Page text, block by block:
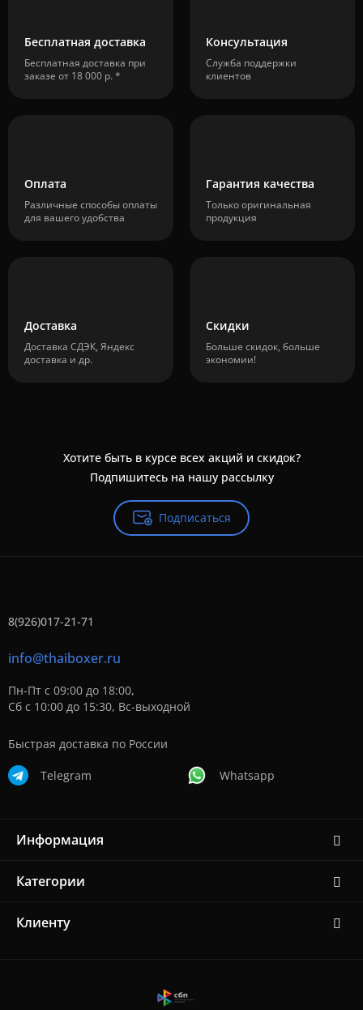
Бесплатная доставка
Бесплатная доставка при
заказе от 18 000 р. *
Консультация
Служба поддержки
клиентов
Оплата
Различные способы оплаты
для вашего удобства
Гарантия качества
Только оригинальная
продукция
Доставка
Доставка СДЭК, Яндекс
доставка и др.
Скидки
Больше скидок, больше
экономии!
Хотите быть в курсе всех акций и скидок?
Подпишитесь на нашу рассылку
Подписаться
8(926)017-21-71
info@thaiboxer.ru
Пн-Пт с 09:00 до 18:00,
Сб с 10:00 до 15:30, Вс-выходной
Быстрая доставка по России
Telegram Whatsapp
Информация
Категории
Клиенту